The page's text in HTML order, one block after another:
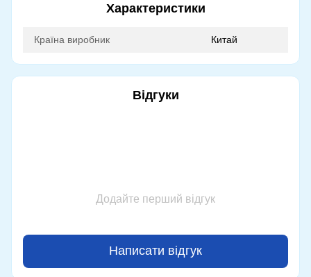
Характеристики
Країна виробник Китай
Відгуки
Додайте перший відгук
Написати відгук